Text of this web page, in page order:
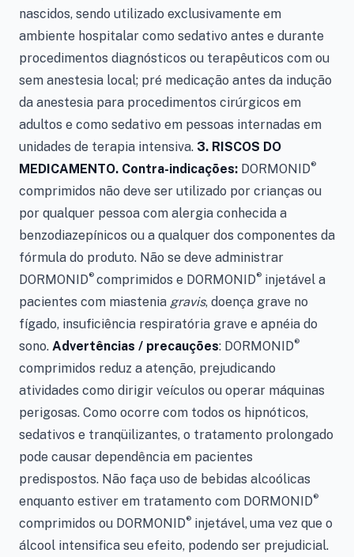
nascidos, sendo utilizado exclusivamente em
ambiente hospitalar como sedativo antes e durante
procedimentos diagnósticos ou terapêuticos com ou
sem anestesia local; pré medicação antes da indução
da anestesia para procedimentos cirúrgicos em
adultos e como sedativo em pessoas internadas em
unidades de terapia intensiva. 3. RISCOS DO
MEDICAMENTO. Contra-indicações: DORMONID®
comprimidos não deve ser utilizado por crianças ou
por qualquer pessoa com alergia conhecida a
benzodiazepínicos ou a qualquer dos componentes da
fórmula do produto. Não se deve administrar
DORMONID® comprimidos e DORMONID® injetável a
pacientes com miastenia gravis, doença grave no
fígado, insuficiência respiratória grave e apnéia do
sono. Advertências / precauções: DORMONID®
comprimidos reduz a atenção, prejudicando
atividades como dirigir veículos ou operar máquinas
perigosas. Como ocorre com todos os hipnóticos,
sedativos e tranqüilizantes, o tratamento prolongado
pode causar dependência em pacientes
predispostos. Não faça uso de bebidas alcoólicas
enquanto estiver em tratamento com DORMONID®
comprimidos ou DORMONID® injetável,uma vez que o
álcool intensifica seu efeito, podendo ser prejudicial.